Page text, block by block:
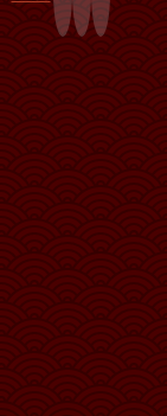
Página Web
LinkedIn
GitHub